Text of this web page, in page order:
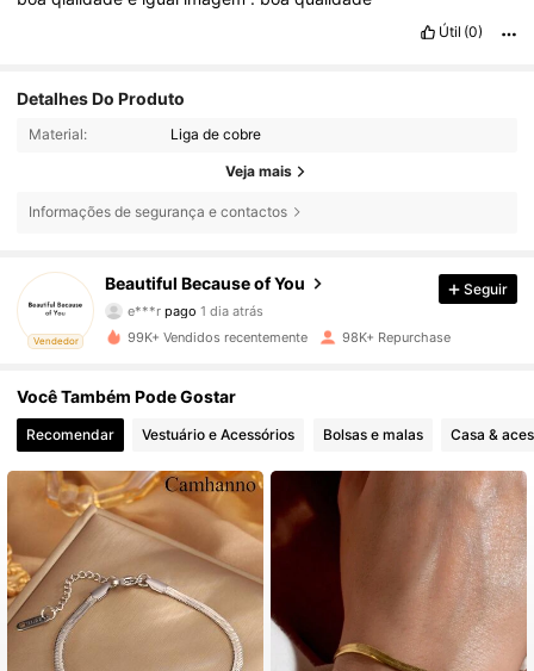
Útil (0)
Detalhes Do Produto
Material: Liga de cobre
Veja mais
Informações de segurança e contactos
Vendedor
Beautiful Because of You
4,82
44K Seguidores
e***rpago1 dia atrás
a***5seguiu3 horas atrás
4,82 44K Seguidores
4,82 44K Seguidores
44K Seguidores
Seguir
99K+ Vendidos recentemente 98K+ Repurchase
Você Também Pode Gostar
Recomendar Vestuário e Acessórios Bolsas e malas Casa &